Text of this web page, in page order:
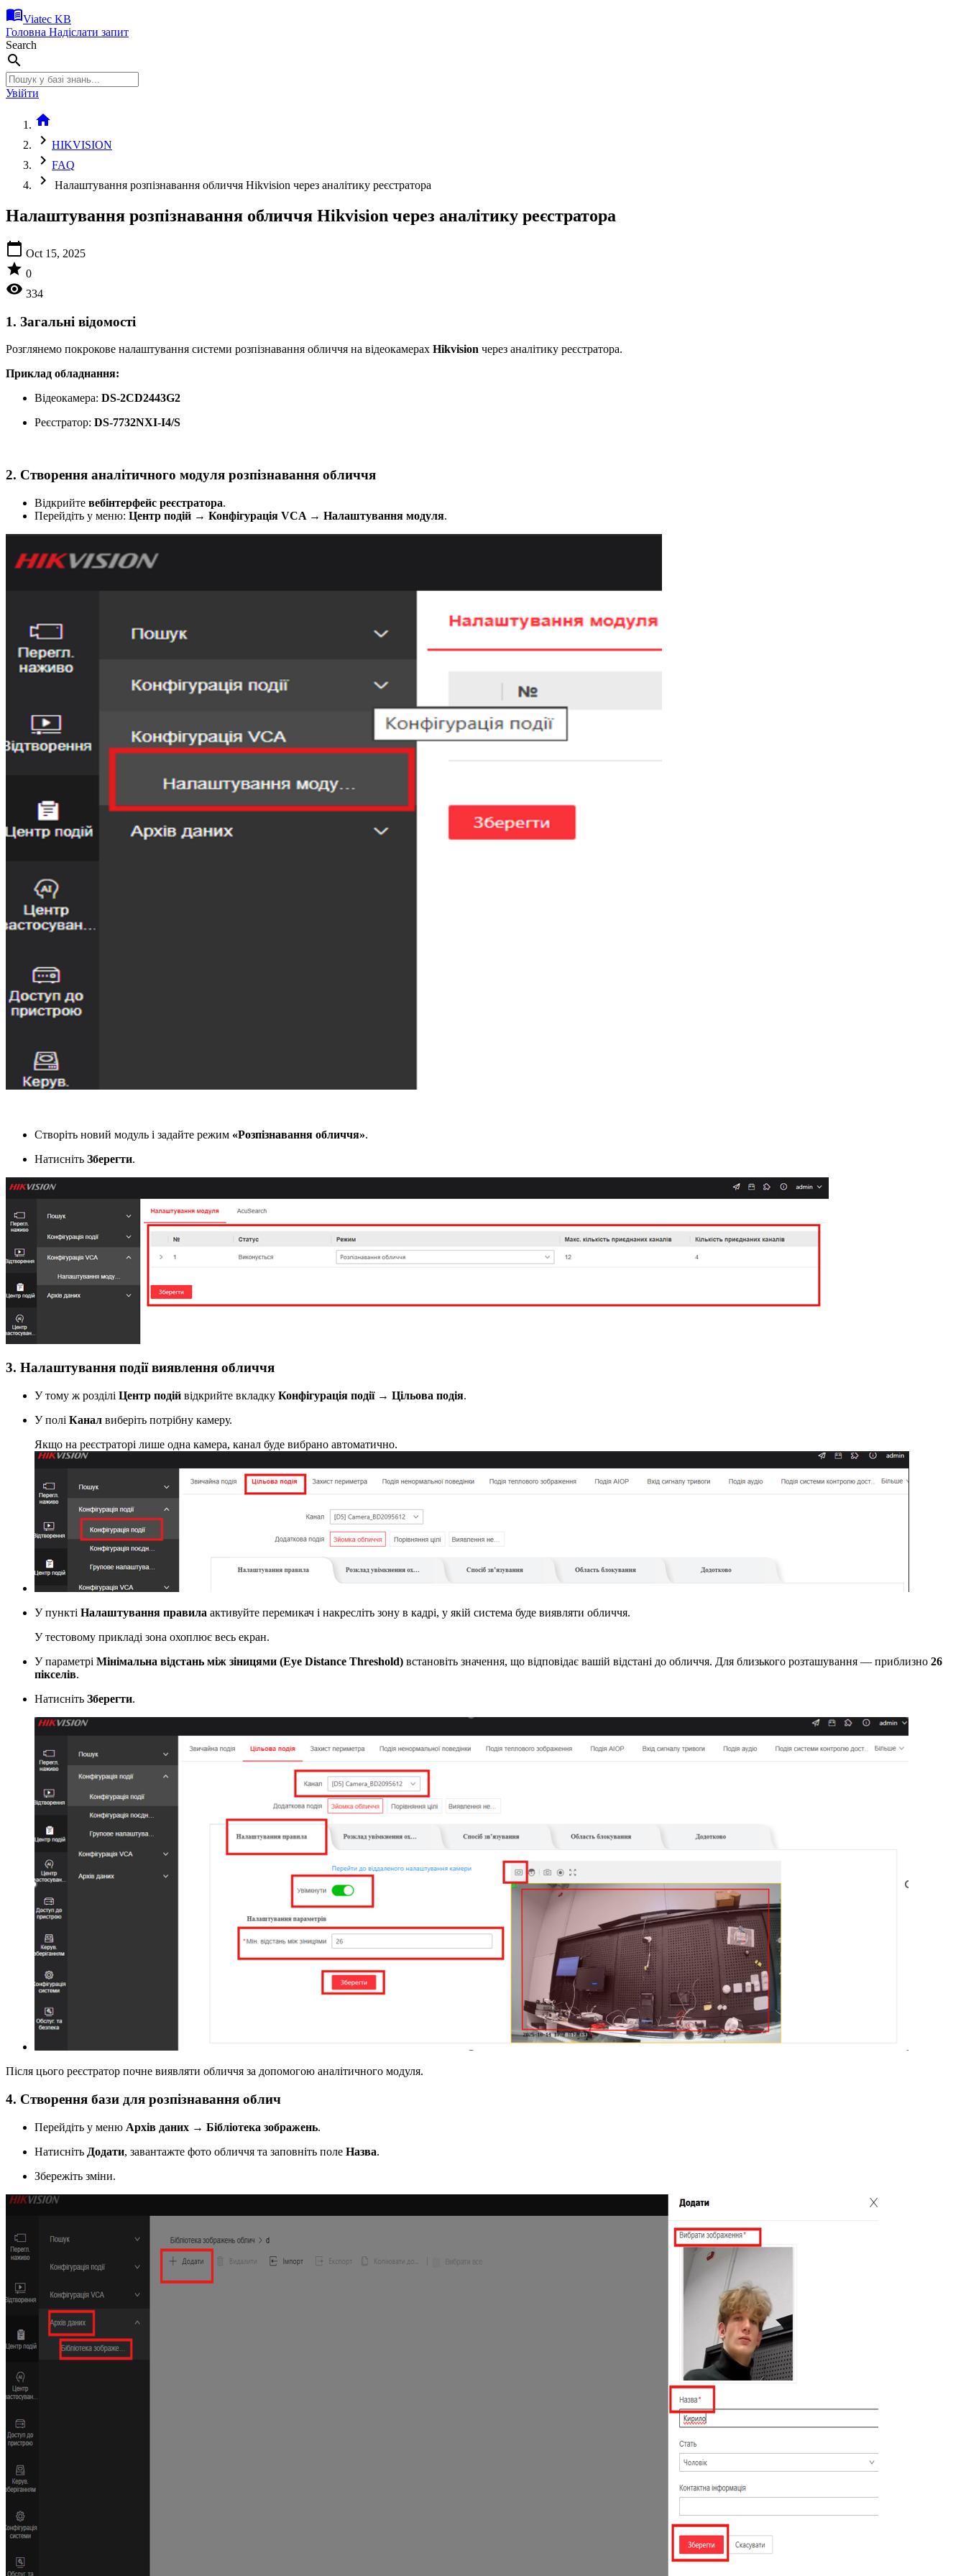
menu_bookViatec KB
Головна Надіслати запит
Search
search
Увійти
home
chevron_right HIKVISION
chevron_right FAQ
chevron_right Налаштування розпізнавання обличчя Hikvision через аналітику реєстратора
Налаштування розпізнавання обличчя Hikvision через аналітику реєстратора
calendar_today Oct 15, 2025
star 0
visibility 334
1. Загальні відомості
Розглянемо покрокове налаштування системи розпізнавання обличчя на відеокамерах Hikvision через аналітику реєстратора.
Приклад обладнання:
Відеокамера: DS-2CD2443G2
Реєстратор: DS-7732NXI-I4/S
2. Створення аналітичного модуля розпізнавання обличчя
Відкрийте вебінтерфейс реєстратора.
Перейдіть у меню: Центр подій → Конфігурація VCA → Налаштування модуля.
Створіть новий модуль і задайте режим «Розпізнавання обличчя».
Натисніть Зберегти.
3. Налаштування події виявлення обличчя
У тому ж розділі Центр подій відкрийте вкладку Конфігурація події → Цільова подія.
У полі Канал виберіть потрібну камеру.
Якщо на реєстраторі лише одна камера, канал буде вибрано автоматично.
У пункті Налаштування правила активуйте перемикач і накресліть зону в кадрі, у якій система буде виявляти обличчя.
У тестовому прикладі зона охоплює весь екран.
У параметрі Мінімальна відстань між зіницями (Eye Distance Threshold) встановіть значення, що відповідає вашій відстані до обличчя. Для близького розташування — приблизно 26
пікселів.
Натисніть Зберегти.
Після цього реєстратор почне виявляти обличчя за допомогою аналітичного модуля.
4. Створення бази для розпізнавання облич
Перейдіть у меню Архів даних → Бібліотека зображень.
Натисніть Додати, завантажте фото обличчя та заповніть поле Назва.
Збережіть зміни.